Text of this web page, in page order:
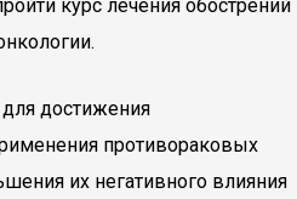
курс лечения обострений
достижения
противораковых
их негативного влияния